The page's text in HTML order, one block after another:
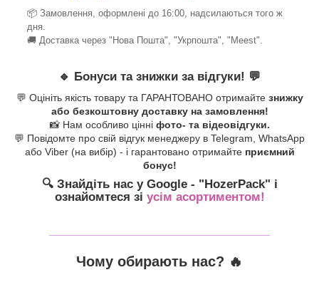
📦 Замовлення, оформлені до 16:00, надсилаються того ж
дня.
🚚 Доставка через "Нова Пошта", "Укрпошта", "Meest".
🔹 Бонуси та знижки за відгуки! 💬
💬 Оцініть якість товару та ГАРАНТОВАНО отримайте знижку
або безкоштовну доставку на замовлення!
📸 Нам особливо цінні фото- та відеовідгуки.
💬 Повідомте про свій відгук менеджеру в Telegram, WhatsApp
або Viber (на вибір) - і гарантовано отримайте приємний
бонус!
🔍 Знайдіть нас у Google - "HozerPack" і
ознайомтеся зі усім асортиментом!
Чому обирають нас? 🔥